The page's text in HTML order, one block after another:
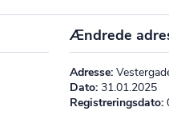
Ændrede
Adresse:
Dato:31.01.2025
Registreringsdato: